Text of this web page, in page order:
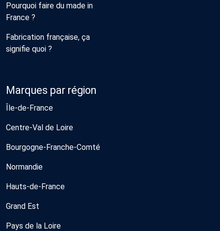
Pourquoi faire du made in
France ?
Fabrication française, ça
signifie quoi ?
Marques par région
Île-de-France
Centre-Val de Loire
Bourgogne-Franche-Comté
Normandie
Hauts-de-France
Grand Est
Pays de la Loire